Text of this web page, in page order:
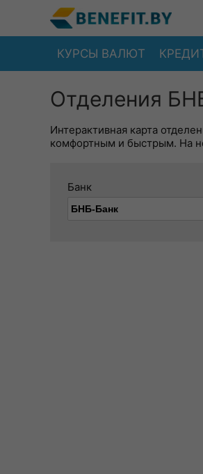
КУРСЫ ВАЛЮТ
Отделения
Интерактивная карта
комфортным и быстрым. На
Банк